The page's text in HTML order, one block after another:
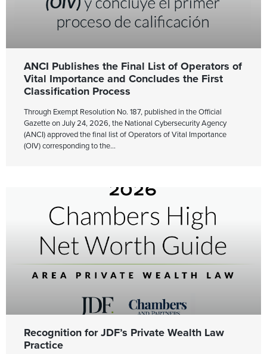
ANCI Publishes the Final List of Operators of
Vital Importance and Concludes the First
Classification Process
Through Exempt Resolution No. 187, published in the Official
Gazette on July 24, 2026, the National Cybersecurity Agency
(ANCI) approved the final list of Operators of Vital Importance
(OIV) corresponding to the
Recognition for JDF’s Private Wealth Law
Practice